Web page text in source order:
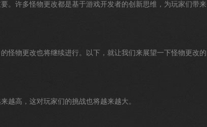
。许多怪物更改都是基于游戏开发者的创新思维，为玩家们带来
怪物更改也将继续进行。以下，就让我们来展望一下怪物更改的
越高，这对玩家们的挑战也将越来越大。